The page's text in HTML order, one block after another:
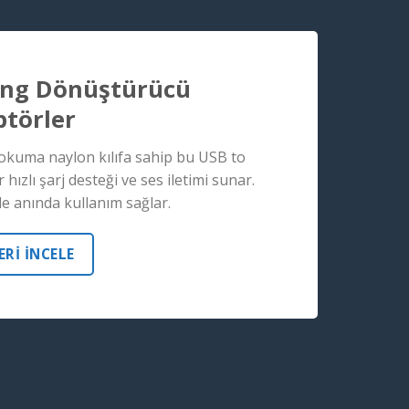
Dönüştürücü
naylon kılıfa sahip bu USB to
şarj desteği ve ses iletimi sunar.
anında kullanım sağlar.
İNCELE